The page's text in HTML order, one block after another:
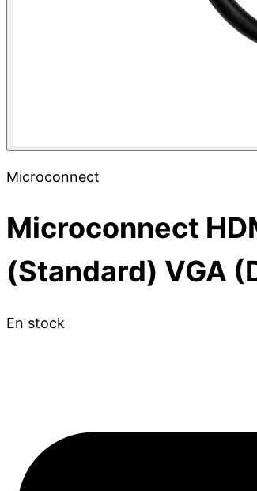
Microconnect
Microconnect
(Standard) VGA
En stock